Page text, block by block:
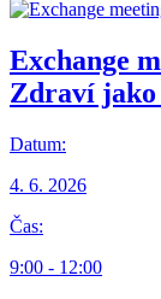
Exchange
Zdraví
Datum:
4. 6. 2026
Čas:
9:00 - 12:00